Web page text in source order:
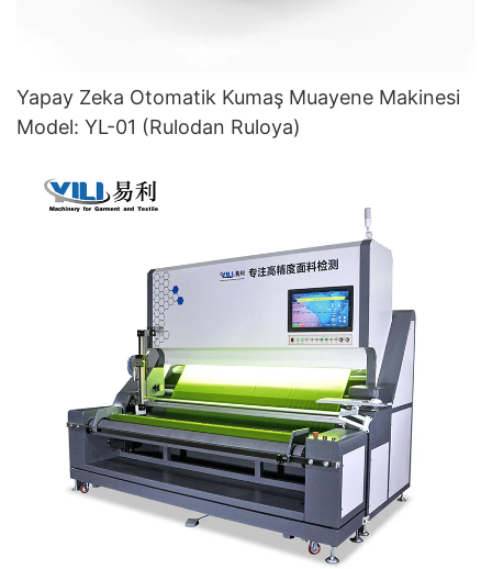
Yapay Zeka Otomatik Kumaş Muayene Makinesi
Model: YL-01 (Rulodan Ruloya)